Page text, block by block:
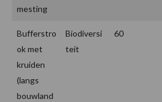
mesting
Bufferstro
ok met
kruiden
(langs
bouwland
Biodiversi
teit
60